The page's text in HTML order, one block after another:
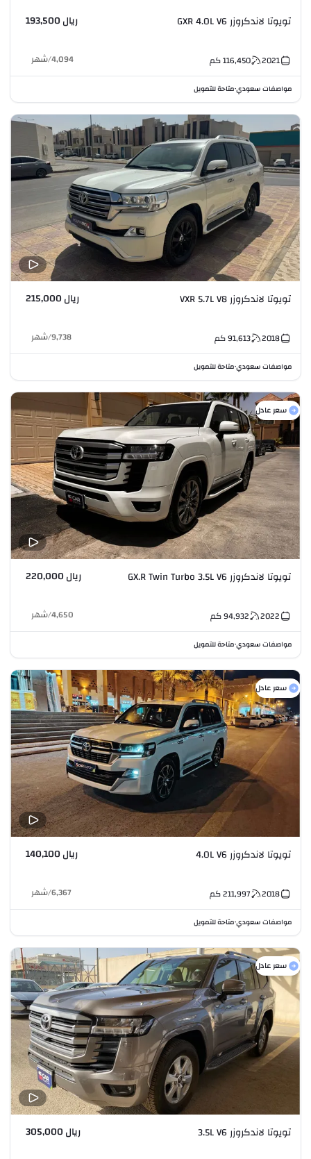
تويوتا لاندكروزر GXR 4.0L V6 ريال 193,500
2021
116,450كم 4,094
/شهر
مواصفات سعودي•متاحة للتمويل
تويوتا لاندكروزر VXR 5.7L V8 ريال 215,000
2018
91,613كم 9,738
/شهر
مواصفات سعودي•متاحة للتمويل
سعر عادل
تويوتا لاندكروزر GX.R Twin Turbo 3.5L V6 ريال 220,000
2022
94,932كم 4,650
/شهر
مواصفات سعودي•متاحة للتمويل
سعر عادل
تويوتا لاندكروزر 4.0L V6 ريال 140,100
2018
211,997كم 6,367
/شهر
مواصفات سعودي•متاحة للتمويل
سعر عادل
تويوتا لاندكروزر 3.5L V6 ريال 305,000